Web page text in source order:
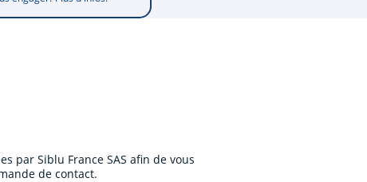
par Siblu France SAS afin de vous
de contact.